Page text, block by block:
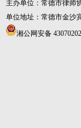
主办单位：常德市律
单位地址：常德市金沙
湘公网安备